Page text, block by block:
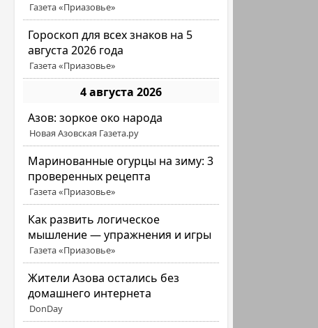
Газета «Приазовье»
Гороскоп для всех знаков на 5
августа 2026 года
Газета «Приазовье»
4 августа 2026
Азов: зоркое око народа
Новая Азовская Газета.ру
Маринованные огурцы на зиму: 3
проверенных рецепта
Газета «Приазовье»
Как развить логическое
мышление — упражнения и игры
Газета «Приазовье»
Жители Азова остались без
домашнего интернета
DonDay